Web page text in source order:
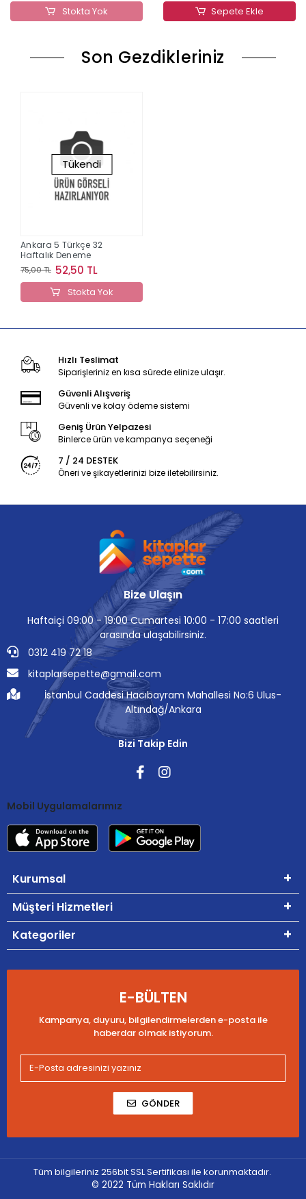
Stokta Yok Sepete Ekle
Son Gezdikleriniz
Tükendi
Ankara 5 Türkçe 32
Haftalık Deneme
75,00 TL 52,50 TL
Stokta Yok
Hızlı Teslimat
Siparişleriniz en kısa sürede elinize ulaşır.
Güvenli Alışveriş
Güvenli ve kolay ödeme sistemi
Geniş Ürün Yelpazesi
Binlerce ürün ve kampanya seçeneği
7 / 24 DESTEK
Öneri ve şikayetlerinizi bize iletebilirsiniz.
Bize Ulaşın
Haftaiçi 09:00 - 19:00 Cumartesi 10:00 - 17:00 saatleri
arasında ulaşabilirsiniz.
0312 419 72 18
kitaplarsepette@gmail.com
İstanbul Caddesi Hacıbayram Mahallesi No:6 Ulus-
Altındağ/Ankara
Bizi Takip Edin
Mobil Uygulamalarımız
Kurumsal
Müşteri Hizmetleri
Kategoriler
E-BÜLTEN
Kampanya, duyuru, bilgilendirmelerden e-posta ile
haberdar olmak istiyorum.
GÖNDER
Tüm bilgileriniz 256bit SSL Sertifikası ile korunmaktadır.
© 2022 Tüm Hakları Saklıdır